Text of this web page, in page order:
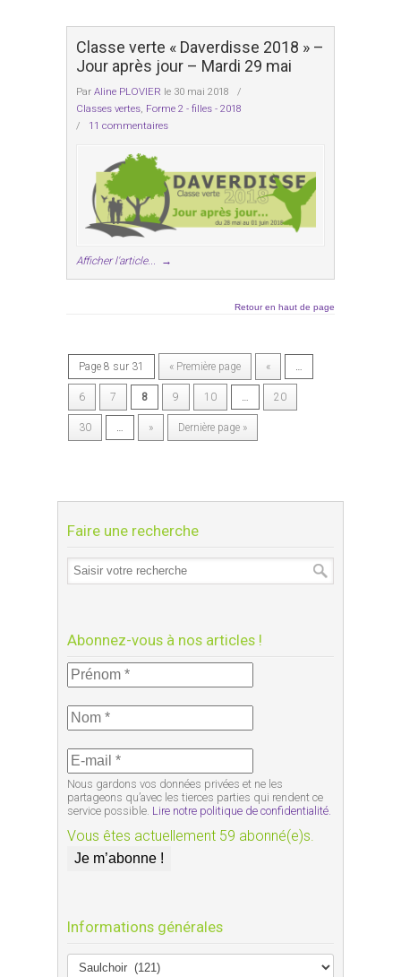
Classe verte « Daverdisse 2018 » –
Jour après jour – Mardi 29 mai
Par Aline PLOVIER le 30 mai 2018
/
Classes vertes, Forme 2 - filles - 2018
/ 11 commentaires
Afficher l'article... →
Retour en haut de page
Page 8 sur 31 « Première page « …
6 7 8 9 10 … 20
30 … » Dernière page »
Faire une recherche
Abonnez-vous à nos articles !
Nous gardons vos données privées et ne les
partageons qu’avec les tierces parties qui rendent ce
service possible. Lire notre politique de confidentialité.
Vous êtes actuellement 59 abonné(e)s.
Informations générales